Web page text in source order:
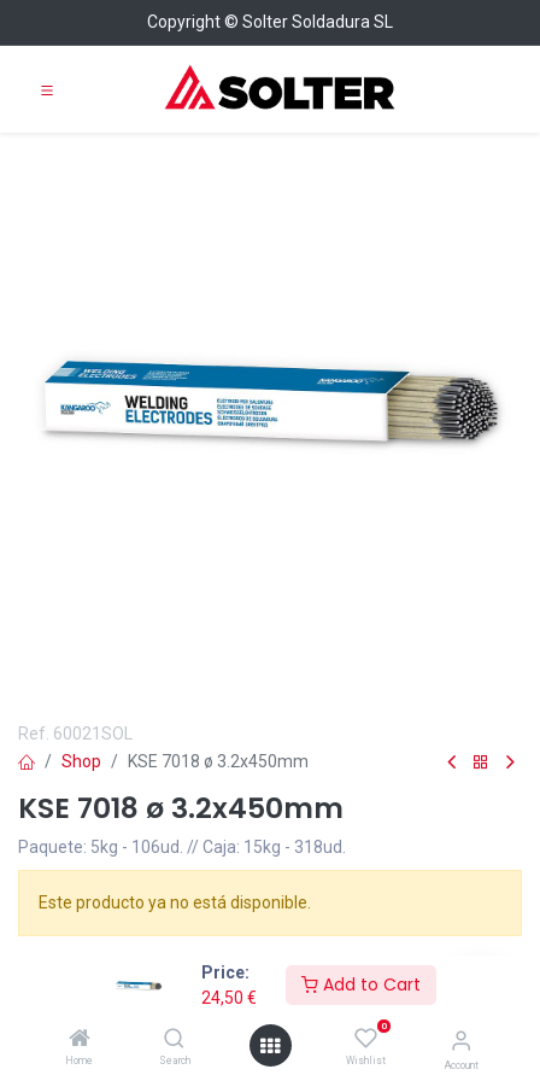
Price:
24,50 €
Add to Cart
Home Search
0
Wishlist Account
Copyright © Solter Soldadura SL
Ref. 60021SOL
Shop
KSE 7018 ø 3.2x450mm
KSE 7018 ø 3.2x450mm
Paquete: 5kg - 106ud. // Caja: 15kg - 318ud.
Este producto ya no está disponible.
Ø3,25mm x 450mm. Paquete de 5Kg y